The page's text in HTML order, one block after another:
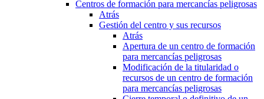
Centros de formación para mercancías peligrosas
Atrás
Gestión del centro y sus recursos
Atrás
Apertura de un centro de formación
para mercancías peligrosas
Modificación de la titularidad o
recursos de un centro de formación
para mercancías peligrosas